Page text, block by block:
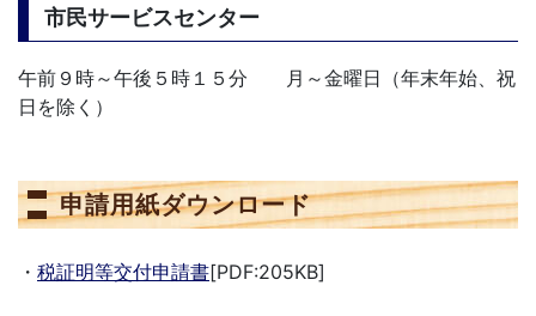
市民サービスセンター
午前９時～午後５時１５分 月～金曜日（年末年始、祝
日を除く）
申請用紙ダウンロード
・ 税証明等交付申請書[PDF:205KB]